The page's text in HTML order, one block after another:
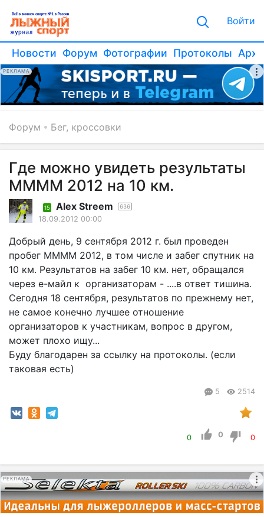
Войти
Новости Форум Фотографии Протоколы
РЕКЛАМА
Форум Бег, кроссовки
Где можно увидеть результаты
ММММ 2012 на 10 км.
15 Alex Streem 636
18.09.2012 00:00
Добрый день, 9 сентября 2012 г. был проведен
пробег ММММ 2012, в том числе и забег спутник на
10 км. Результатов на забег 10 км. нет, обращался
через е-майл к организаторам - ....в ответ тишина.
Сегодня 18 сентября, результатов по прежнему нет,
не самое конечно лучшее отношение
организаторов к участникам, вопрос в другом,
может плохо ищу...
Буду благодарен за ссылку на протоколы. (если
таковая есть)
5 2514
0 0 0
РЕКЛАМА